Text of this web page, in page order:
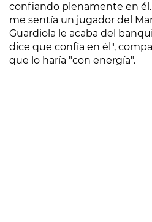
confiando plenamente en
me sentía un jugador del
Guardiola le acaba del
dice que confía en él",
que lo haría "con energía".